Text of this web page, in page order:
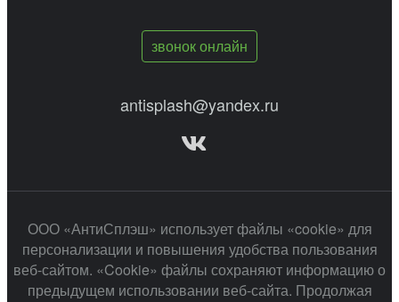
звонок онлайн
antisplash@yandex.ru
ООО «АнтиСплэш» использует файлы «cookie» для
персонализации и повышения удобства пользования
веб-сайтом. «Cookie» файлы сохраняют информацию о
предыдущем использовании веб-сайта. Продолжая